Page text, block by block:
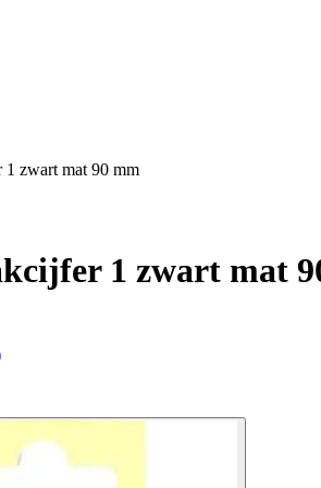
zwart mat 90 mm
1 zwart mat